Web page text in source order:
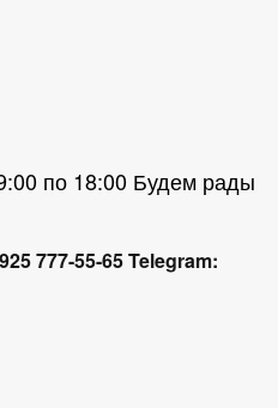
по 18:00 Будем рады
777-55-65 Telegram: